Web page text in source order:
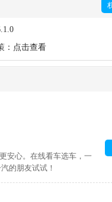
： 点击查看
安心。在线看车选车，一
的朋友试试！